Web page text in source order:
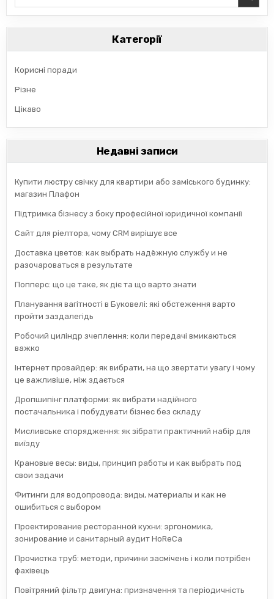
Категорії
Корисні поради
Різне
Цікаво
Недавні записи
Купити люстру свічку для квартири або заміського будинку:
магазин Плафон
Підтримка бізнесу з боку професійної юридичної компанії
Сайт для ріелтора, чому CRM вирішує все
Доставка цветов: как выбрать надёжную службу и не
разочароваться в результате
Попперс: що це таке, як діє та що варто знати
Планування вагітності в Буковелі: які обстеження варто
пройти заздалегідь
Робочий циліндр зчеплення: коли передачі вмикаються
важко
Інтернет провайдер: як вибрати, на що звертати увагу і чому
це важливіше, ніж здається
Дропшипінг платформи: як вибрати надійного
постачальника і побудувати бізнес без складу
Мисливське спорядження: як зібрати практичний набір для
виїзду
Крановые весы: виды, принцип работы и как выбрать под
свои задачи
Фитинги для водопровода: виды, материалы и как не
ошибиться с выбором
Проектирование ресторанной кухни: эргономика,
зонирование и санитарный аудит HoReCa
Прочистка труб: методи, причини засмічень і коли потрібен
фахівець
Повітряний фільтр двигуна: призначення та періодичність